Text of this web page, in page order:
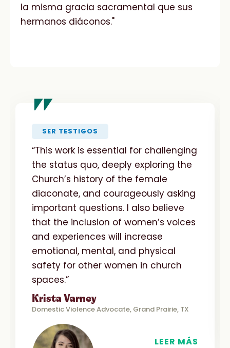
la misma gracia sacramental que sus
hermanos diáconos."
"SER TESTIGOS
“This work is essential for challenging
the status quo, deeply exploring the
Church’s history of the female
diaconate, and courageously asking
important questions. I also believe
that the inclusion of women’s voices
and experiences will increase
emotional, mental, and physical
safety for other women in church
spaces.”
Krista Varney
Domestic Violence Advocate, Grand Prairie, TX
LEER MÁS